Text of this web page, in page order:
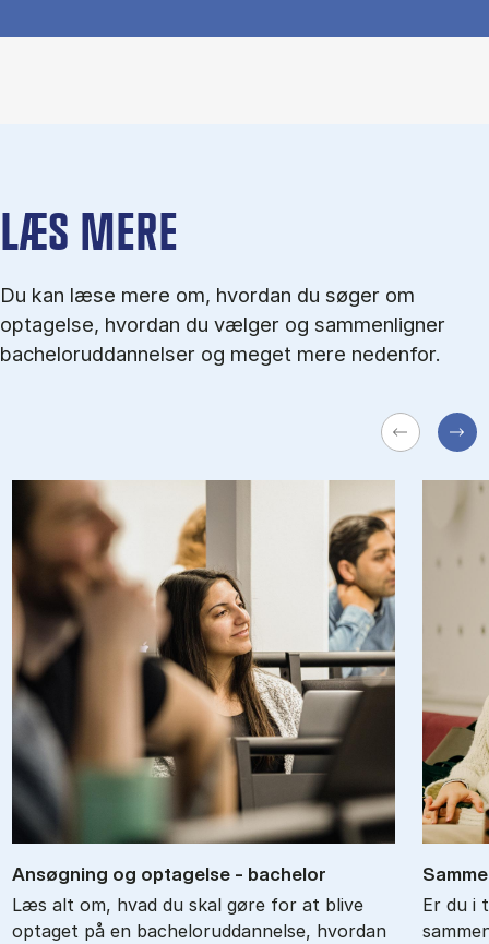
LÆS MERE
Du kan læse mere om, hvordan du søger om
optagelse, hvordan du vælger og sammenligner
bacheloruddannelser og meget mere nedenfor.
An­søg­ning og op­ta­gel­se - ba­chel­or
Læs alt om, hvad du skal gøre for at blive
optaget på en bacheloruddannelse, hvordan
Er du i